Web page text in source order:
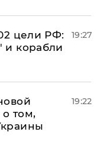
цели РФ:
и корабли
19:27
том,
19:22